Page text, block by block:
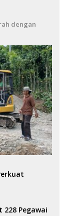
dengan
228 Pegawai